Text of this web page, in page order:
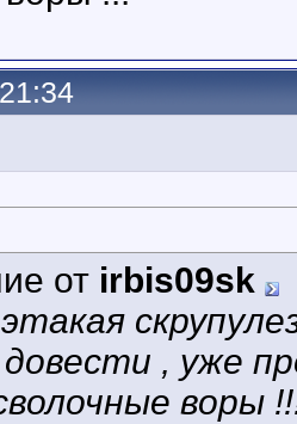
от irbis09sk
, уже
воры